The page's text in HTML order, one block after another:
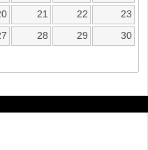
21 22
23
28 29
30